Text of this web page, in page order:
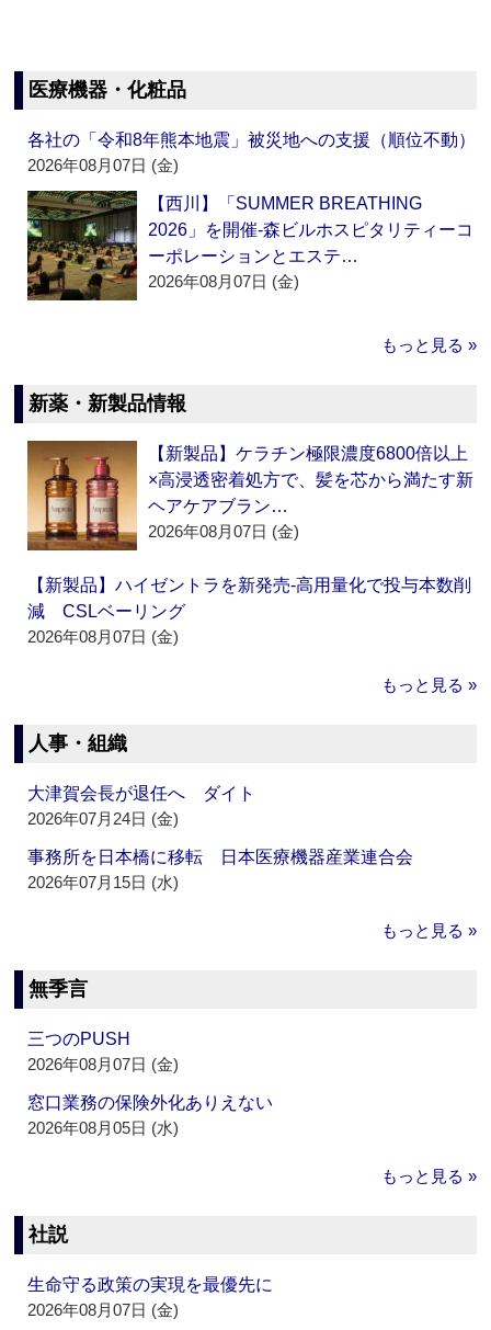
医療機器・化粧品
各社の「令和8年熊本地震」被災地への支援（順位不動）
2026年08月07日 (金)
【西川】「SUMMER BREATHING
2026」を開催‐森ビルホスピタリティーコ
ーポレーションとエステ…
2026年08月07日 (金)
もっと見る »
新薬・新製品情報
【新製品】ケラチン極限濃度6800倍以上
×高浸透密着処方で、髪を芯から満たす新
ヘアケアブラン…
2026年08月07日 (金)
【新製品】ハイゼントラを新発売‐高用量化で投与本数削
減 CSLベーリング
2026年08月07日 (金)
もっと見る »
人事・組織
大津賀会長が退任へ ダイト
2026年07月24日 (金)
事務所を日本橋に移転 日本医療機器産業連合会
2026年07月15日 (水)
もっと見る »
無季言
三つのPUSH
2026年08月07日 (金)
窓口業務の保険外化ありえない
2026年08月05日 (水)
もっと見る »
社説
生命守る政策の実現を最優先に
2026年08月07日 (金)